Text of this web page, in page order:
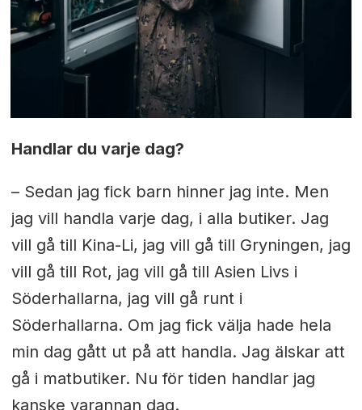
Handlar du varje dag?
– Sedan jag fick barn hinner jag inte. Men
jag vill handla varje dag, i alla butiker. Jag
vill gå till Kina-Li, jag vill gå till Gryningen, jag
vill gå till Rot, jag vill gå till Asien Livs i
Söderhallarna, jag vill gå runt i
Söderhallarna. Om jag fick välja hade hela
min dag gått ut på att handla. Jag älskar att
gå i matbutiker. Nu för tiden handlar jag
kanske varannan dag.